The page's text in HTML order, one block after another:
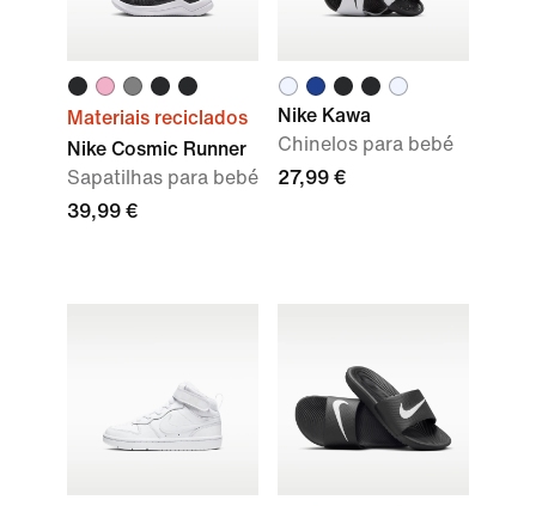
Materiais reciclados
Nike Cosmic Runner
Sapatilhas para bebé
39,99 €
Nike Kawa
Chinelos para bebé
27,99 €